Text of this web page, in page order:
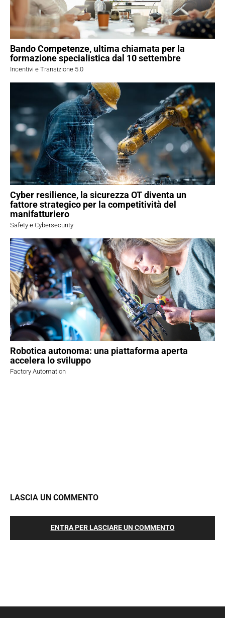
Bando Competenze, ultima chiamata per la
formazione specialistica dal 10 settembre
Incentivi e Transizione 5.0
Cyber resilience, la sicurezza OT diventa un
fattore strategico per la competitività del
manifatturiero
Safety e Cybersecurity
Robotica autonoma: una piattaforma aperta
accelera lo sviluppo
Factory Automation
LASCIA UN COMMENTO
ENTRA PER LASCIARE UN COMMENTO